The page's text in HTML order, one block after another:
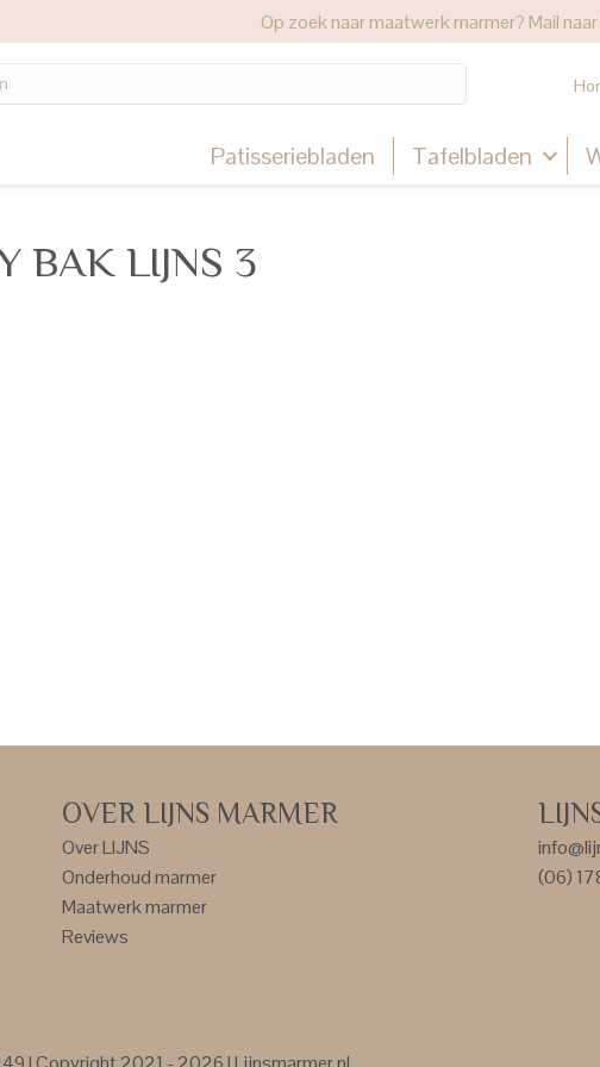
Op zoek naar maatwerk marmer? Mail naar
Patisseriebladen Tafelbladen
BAK LIJNS 3
OVER LIJNS MARMER
Over LIJNS
Onderhoud marmer
Maatwerk marmer
Reviews
(06)